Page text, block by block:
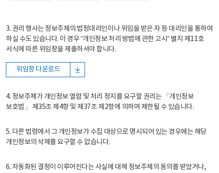
3. 권리 행사는 정보주체의 법정대리인이나 위임을 받은 자 등 대리인을 통하여
하실 수도 있습니다. 이 경우 “개인정보 처리 방법에 관한 고시” 별지 제11호
서식에 따른 위임장을 제출하셔야 합니다.
위임장 다운로드
4. 정보주체가 개인정보 열람 및 처리 정지를 요구할 권리는 「개인정보
보호법」 제35조 제4항 및 제37조 제2항에 의하여 제한될 수 있습니다.
5. 다른 법령에서 그 개인정보가 수집 대상으로 명시되어 있는 경우에는 해당
개인정보의 삭제를 요구할 수 없습니다.
6. 자동화된 결정이 이루어진다는 사실에 대해 정보주체의 동의를 받았거나,